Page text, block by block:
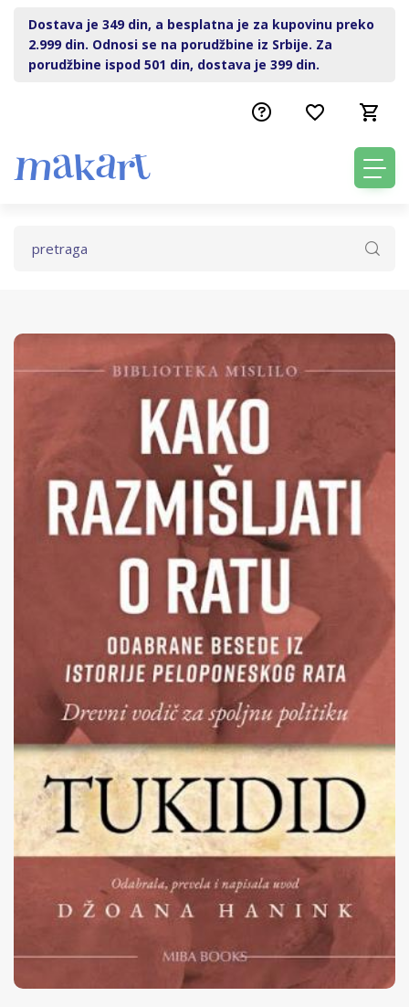
Dostava je 349 din, a besplatna je za kupovinu preko
2.999 din. Odnosi se na porudžbine iz Srbije. Za
porudžbine ispod 501 din, dostava je 399 din.